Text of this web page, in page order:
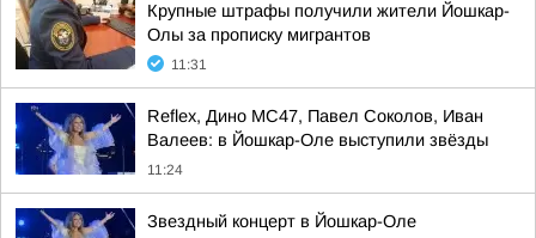
Крупные штрафы получили жители Йошкар-
Олы за прописку мигрантов
11:31
Reflex, Дино МС47, Павел Соколов, Иван
Валеев: в Йошкар-Оле выступили звёзды
11:24
Звездный концерт в Йошкар-Оле